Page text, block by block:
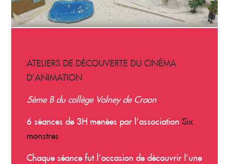
ATELIERS DE DÉCOUVERTE DU CINÉMA
D’ANIMATION
5ème B du collège Volney de Craon
6 séances de 3H menées par l’associationSix
monstres
Chaque séance fut l’occasion de découvrir l’une